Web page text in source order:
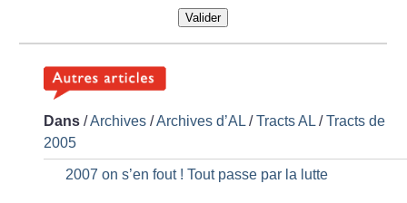
Valider
Dans /Archives /Archives d’AL /Tracts AL /Tracts de
2005
2007 on s’en fout ! Tout passe par la lutte